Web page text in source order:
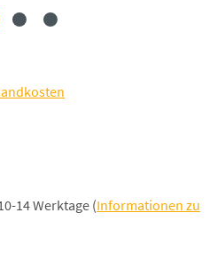
14 Werktage (Informationen zu